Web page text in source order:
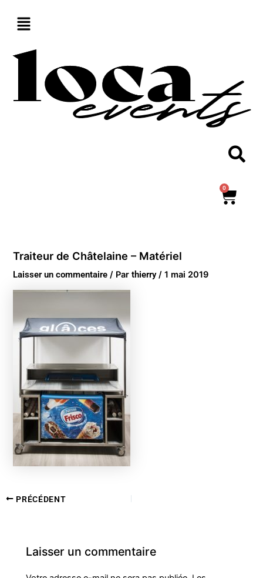
0
Traiteur de Châtelaine – Matériel
Laisser un commentaire / Parthierry/1 mai 2019
PRÉCÉDENT
Laisser un commentaire